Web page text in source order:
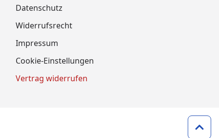
Datenschutz
Widerrufsrecht
Impressum
Cookie-Einstellungen
Vertrag widerrufen